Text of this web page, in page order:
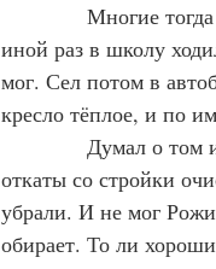
Многие
иной раз в школу
мог. Сел потом в
кресло тёплое, и по
Думал о том
откаты со стройки
убрали. И не мог
обирает. То ли